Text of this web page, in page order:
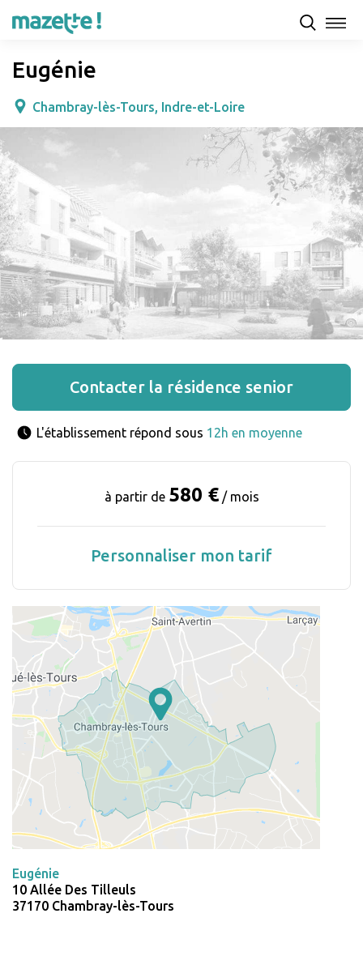
Eugénie
Chambray-lès-Tours, Indre-et-Loire
Contacter la résidence senior
L'établissement répond sous 12h en moyenne
à partir de 580 €/ mois
Personnaliser mon tarif
Eugénie
10 Allée Des Tilleuls
37170 Chambray-lès-Tours